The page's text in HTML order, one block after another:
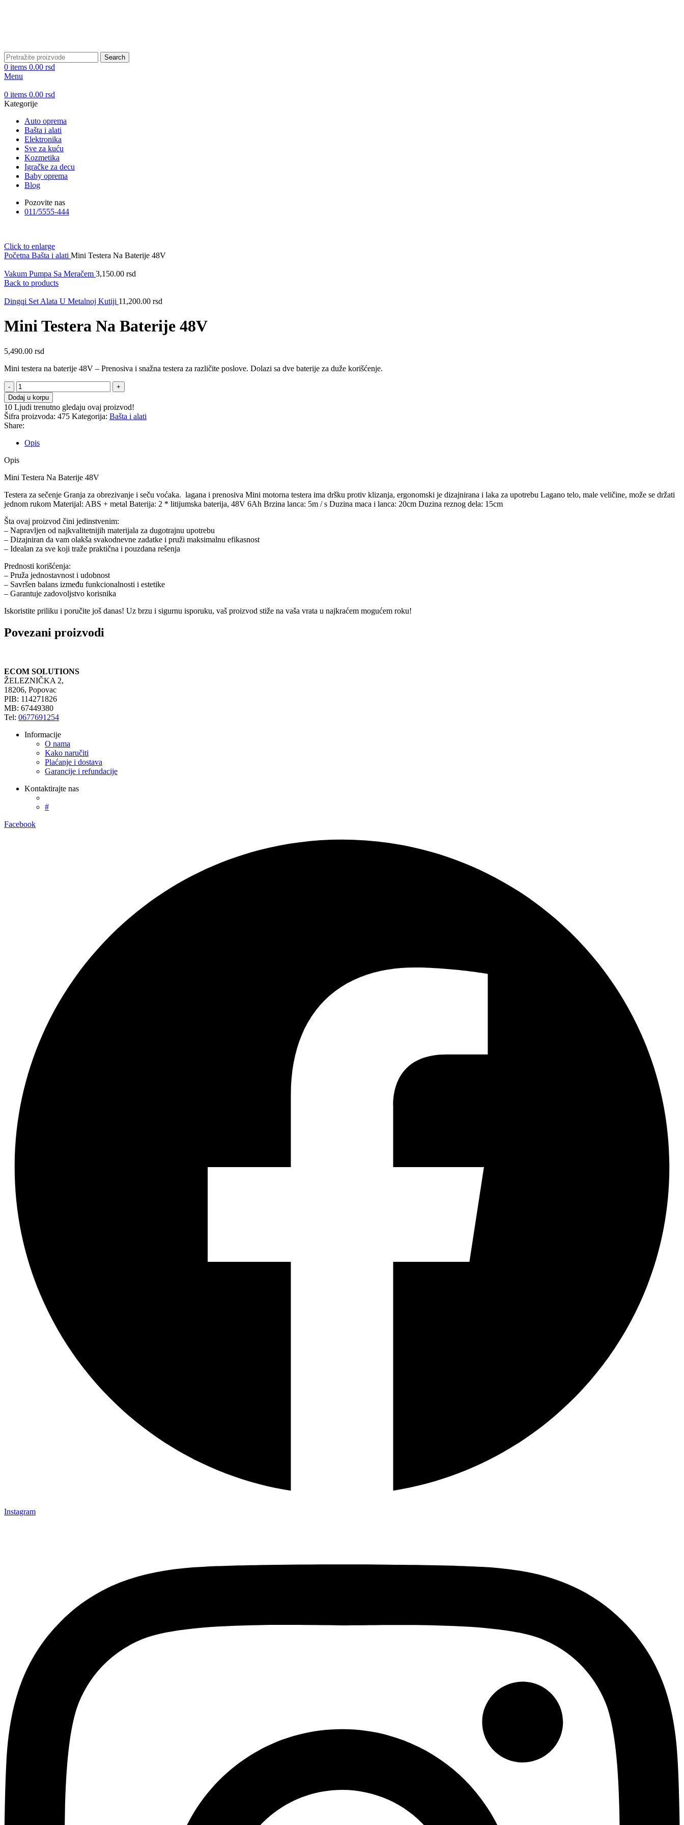
Search
0 items 0.00 rsd
Menu
0 items 0.00 rsd
Kategorije
Auto oprema
Bašta i alati
Elektronika
Sve za kuću
Kozmetika
Igračke za decu
Baby oprema
Blog
Pozovite nas
011/5555-444
Click to enlarge
Početna Bašta i alati Mini Testera Na Baterije 48V
Vakum Pumpa Sa Meračem 3,150.00 rsd
Back to products
Dingqi Set Alata U Metalnoj Kutiji 11,200.00 rsd
Mini Testera Na Baterije 48V
5,490.00 rsd
Mini testera na baterije 48V – Prenosiva i snažna testera za različite poslove. Dolazi sa dve baterije za duže korišćenje.
Mini
Testera
Na
Baterije
48V
količina
Dodaj u korpu
10 Ljudi trenutno gledaju ovaj proizvod!
Šifra proizvoda: 475 Kategorija: Bašta i alati
Share:
Opis
Opis
Mini Testera Na Baterije 48V
Testera za sečenje Granja za obrezivanje i seču voćaka. lagana i prenosiva Mini motorna testera ima dršku protiv klizanja, ergonomski je dizajnirana i laka za upotrebu Lagano telo, male veličine, može se držati
jednom rukom Materijal: ABS + metal Baterija: 2 * litijumska baterija, 48V 6Ah Brzina lanca: 5m / s Duzina maca i lanca: 20cm Duzina reznog dela: 15cm
Šta ovaj proizvod čini jedinstvenim:
– Napravljen od najkvalitetnijih materijala za dugotrajnu upotrebu
– Dizajniran da vam olakša svakodnevne zadatke i pruži maksimalnu efikasnost
– Idealan za sve koji traže praktična i pouzdana rešenja
Prednosti korišćenja:
– Pruža jednostavnost i udobnost
– Savršen balans između funkcionalnosti i estetike
– Garantuje zadovoljstvo korisnika
Iskoristite priliku i poručite još danas! Uz brzu i sigurnu isporuku, vaš proizvod stiže na vaša vrata u najkraćem mogućem roku!
Povezani proizvodi
ECOM SOLUTIONS
ŽELEZNIČKA 2,
18206, Popovac
PIB: 114271826
MB: 67449380
Tel: 0677691254
Informacije
O nama
Kako naručiti
Plaćanje i dostava
Garancije i refundacije
Kontaktirajte nas
#
Facebook
Instagram